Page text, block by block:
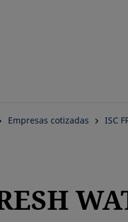
Empresas cotizadas ISC